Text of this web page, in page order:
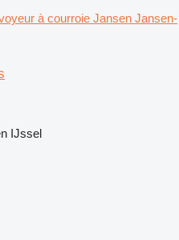
à courroie Jansen Jansen-
IJssel